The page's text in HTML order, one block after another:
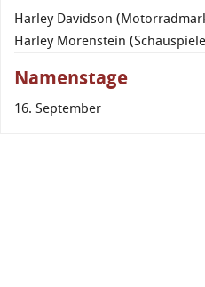
Harley Davidson
Harley Morenstein
Namenstage
16. September